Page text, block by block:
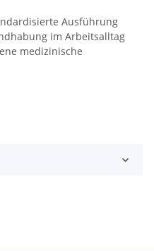
Ausführung
im Arbeitsalltag
medizinische